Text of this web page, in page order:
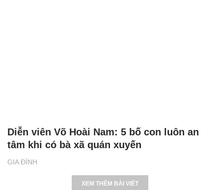
GIA ĐÌNH
Diễn viên Võ Hoài Nam: 5 bố con luôn an
tâm khi có bà xã quán xuyến
XEM THÊM BÀI VIẾT